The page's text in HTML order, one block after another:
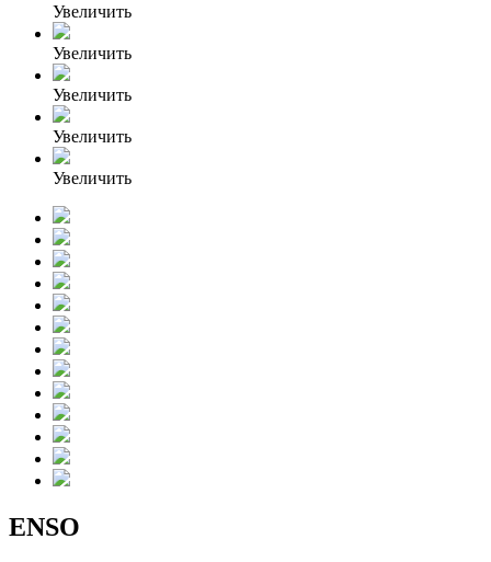
Увеличить
Увеличить
Увеличить
Увеличить
Увеличить
ENSO